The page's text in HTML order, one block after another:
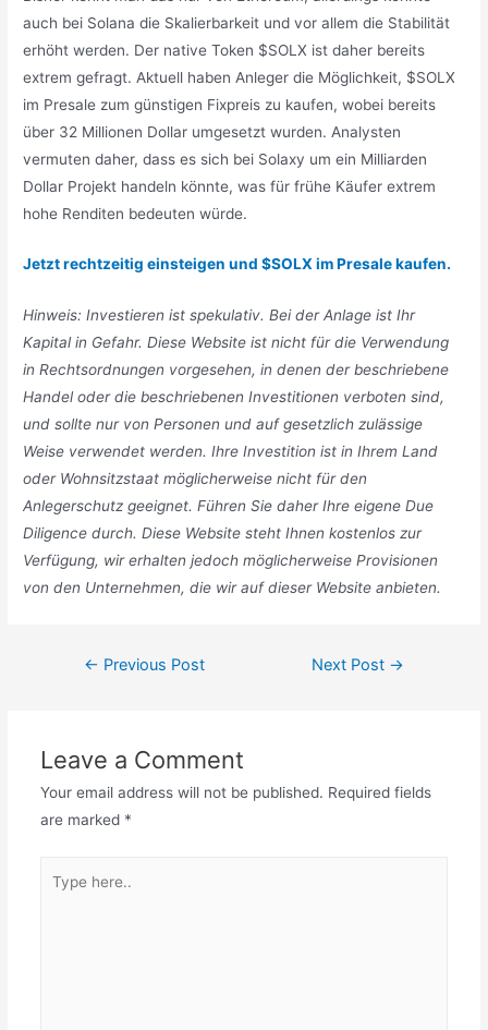
auch bei Solana die Skalierbarkeit und vor allem die Stabilität
erhöht werden. Der native Token $SOLX ist daher bereits
extrem gefragt. Aktuell haben Anleger die Möglichkeit, $SOLX
im Presale zum günstigen Fixpreis zu kaufen, wobei bereits
über 32 Millionen Dollar umgesetzt wurden. Analysten
vermuten daher, dass es sich bei Solaxy um ein Milliarden
Dollar Projekt handeln könnte, was für frühe Käufer extrem
hohe Renditen bedeuten würde.
Jetzt rechtzeitig einsteigen und $SOLX im Presale kaufen.
Hinweis: Investieren ist spekulativ. Bei der Anlage ist Ihr
Kapital in Gefahr. Diese Website ist nicht für die Verwendung
in Rechtsordnungen vorgesehen, in denen der beschriebene
Handel oder die beschriebenen Investitionen verboten sind,
und sollte nur von Personen und auf gesetzlich zulässige
Weise verwendet werden. Ihre Investition ist in Ihrem Land
oder Wohnsitzstaat möglicherweise nicht für den
Anlegerschutz geeignet. Führen Sie daher Ihre eigene Due
Diligence durch. Diese Website steht Ihnen kostenlos zur
Verfügung, wir erhalten jedoch möglicherweise Provisionen
von den Unternehmen, die wir auf dieser Website anbieten.
Post← Previous Post Next Post →
Leave a Comment
Your email address will not be published. Required fields
are marked *
here..